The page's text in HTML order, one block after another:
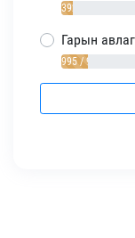
392 / 4%
Гарын
995 / 9%